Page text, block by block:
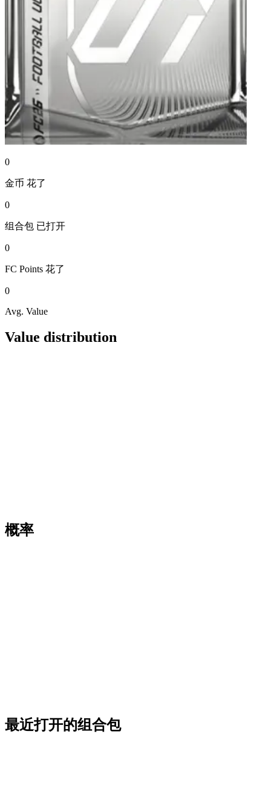
0
金币 花了
0
组合包 已打开
0
FC Points 花了
0
Avg. Value
Value distribution
概率
最近打开的组合包